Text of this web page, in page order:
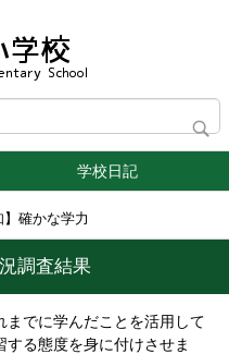
学校日記
】確かな学力
調査結果
でに学んだことを活用して
る態度を身に付けさせま